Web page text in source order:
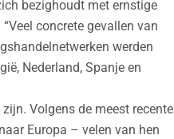
bezighoudt met ernstige
concrete gevallen van
werden
Nederland, Spanje en
Volgens de meest recente
Europa – velen van hen